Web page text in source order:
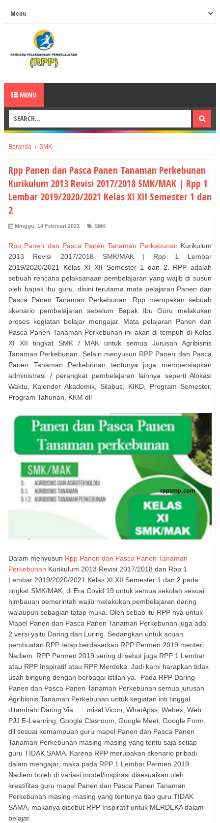
MENU
Beranda › SMK
Rpp Panen dan Pasca Panen Tanaman Perkebunan
Kurikulum 2013 Revisi 2017/2018 SMK/MAK | Rpp 1
Lembar 2019/2020/2021 Kelas XI XII Semester 1 dan
2
Minggu, 14 Februari 2021 SMK
Rpp Panen dan Pasca Panen Tanaman Perkebunan Kurikulum
2013 Revisi 2017/2018 SMK/MAK | Rpp 1 Lembar
2019/2020/2021 Kelas XI XII Semester 1 dan 2. RPP adalah
sebuah rencana pelaksanaan pembelajaran yang wajib di susun
oleh bapak ibu guru, disini terutama mata pelajaran Panen dan
Pasca Panen Tanaman Perkebunan. Rpp merupakan sebuah
skenario pembelajaran sebelum Bapak Ibu Guru melakukan
proses kegiatan belajar mengajar. Mata pelajaran Panen dan
Pasca Panen Tanaman Perkebunan ini akan di tempuh di Kelas
XI XII tingkat SMK / MAK untuk semua Jurusan Agribisnis
Tanaman Perkebunan. Selain menyusun RPP Panen dan Pasca
Panen Tanaman Perkebunan tentunya juga mempersiapkan
administrasi / perangkat pembelajaran lainnya seperti Alokasi
Waktu, Kalender Akademik, Silabus, KIKD, Program Semester,
Program Tahunan, KKM dll
Dalam menyusun Rpp Panen dan Pasca Panen Tanaman
Perkebunan Kurikulum 2013 Revisi 2017/2018 dan Rpp 1
Lembar 2019/2020/2021 Kelas XI XII Semester 1 dan 2 pada
tingkat SMK/MAK, di Era Covid 19 untuk semua sekolah sesuai
himbauan pemerintah wajib melakukan pembelajaran daring
walaupun sebagian tatap muka. Oleh sebab itu RPP nya untuk
Mapel Panen dan Pasca Panen Tanaman Perkebunan juga ada
2 versi yaitu Daring dan Luring. Sedangkan untuk acuan
pembuatan RPP tetap berdasarkan RPP Permen 2019 menteri
Nadiem. RPP Permen 2019 sering di sebut juga RPP 1 Lembar
atau RPP Inspiratif atau RPP Merdeka. Jadi kami harapkan tidak
usah bingung dengan berbagai istilah ya. Pada RPP Daring
Panen dan Pasca Panen Tanaman Perkebunan semua jurusan
Agribisnis Tanaman Perkebunan untuk kegiatan inti tinggal
ditambahi Daring Via ..... misal Vicon, WhatApss, Webex, Web
PJJ E-Learning, Google Clasroom, Google Meet, Google Form,
dll sesuai kemampuan guru mapel Panen dan Pasca Panen
Tanaman Perkebunan masing-masing yang tentu saja setiap
guru TIDAK SAMA. Karena RPP merupakan skenario pribadi
dalam mengajar, maka pada RPP 1 Lembar Permen 2019
Nadiem boleh di variasi model/inspirasi disesuaikan oleh
kreatifitas guru mapel Panen dan Pasca Panen Tanaman
Perkebunan masing-masing yang tentunya tiap guru TIDAK
SAMA, makanya disebut RPP Inspiratif untuk MERDEKA dalam
belajar.